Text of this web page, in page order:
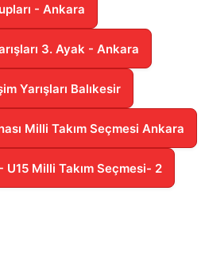
- Ankara
3. Ayak - Ankara
Yarışları Balıkesir
Milli Takım Seçmesi Ankara
U15 Milli Takım Seçmesi- 2